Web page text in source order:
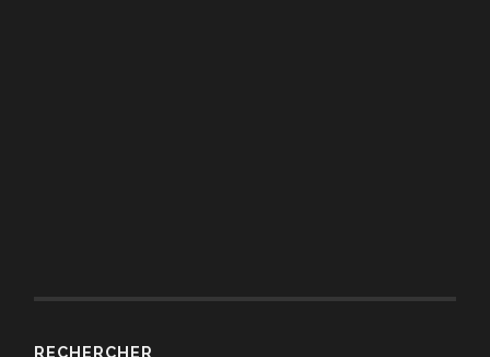
RECHERCHER